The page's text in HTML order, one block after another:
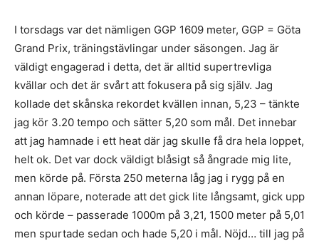
I torsdags var det nämligen GGP 1609 meter, GGP = Göta
Grand Prix, träningstävlingar under säsongen. Jag är
väldigt engagerad i detta, det är alltid supertrevliga
kvällar och det är svårt att fokusera på sig själv. Jag
kollade det skånska rekordet kvällen innan, 5,23 – tänkte
jag kör 3.20 tempo och sätter 5,20 som mål. Det innebar
att jag hamnade i ett heat där jag skulle få dra hela loppet,
helt ok. Det var dock väldigt blåsigt så ångrade mig lite,
men körde på. Första 250 meterna låg jag i rygg på en
annan löpare, noterade att det gick lite långsamt, gick upp
och körde – passerade 1000m på 3,21, 1500 meter på 5,01
men spurtade sedan och hade 5,20 i mål. Nöjd… till jag på